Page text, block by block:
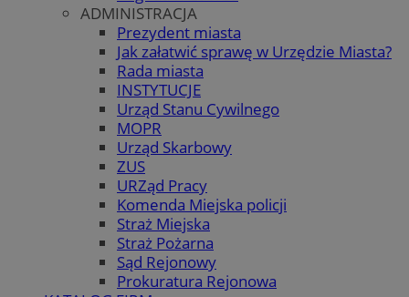
ADMINISTRACJA
Prezydent miasta
Jak załatwić sprawę w Urzędzie Miasta?
Rada miasta
INSTYTUCJE
Urząd Stanu Cywilnego
MOPR
Urząd Skarbowy
ZUS
URZąd Pracy
Komenda Miejska policji
Straż Miejska
Straż Pożarna
Sąd Rejonowy
Prokuratura Rejonowa